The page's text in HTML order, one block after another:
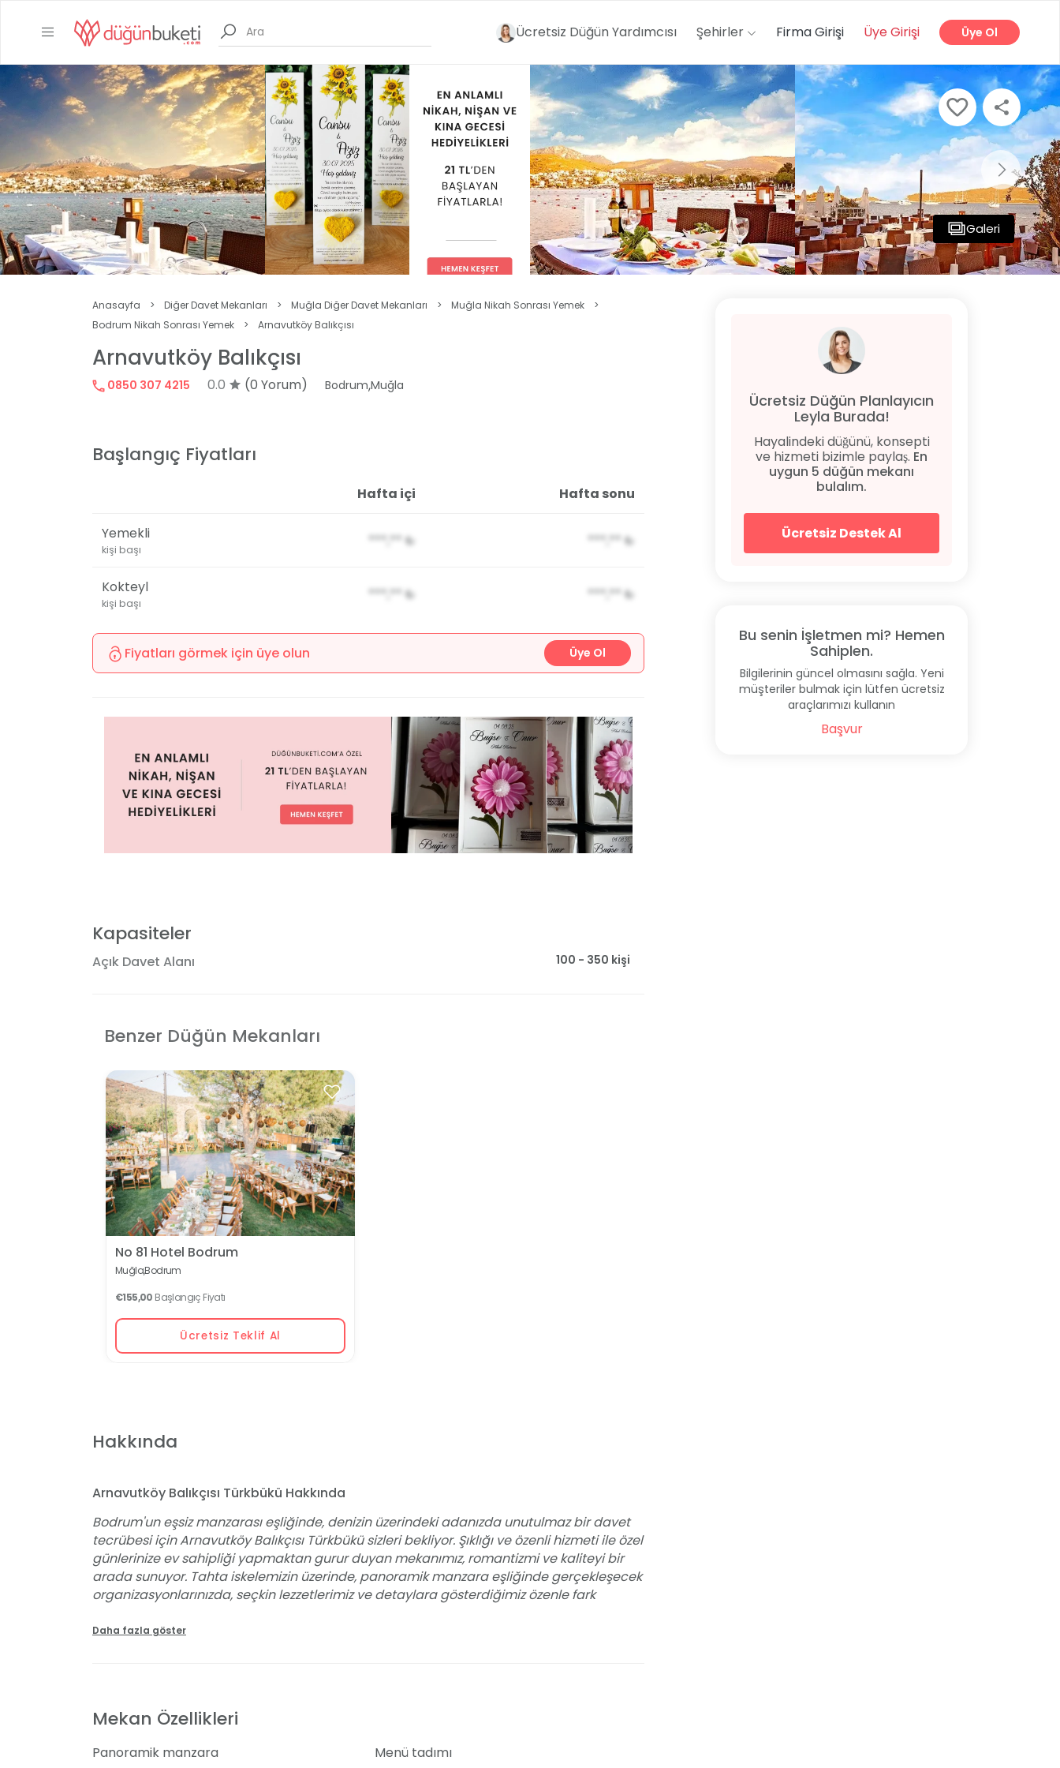
Ücretsiz Düğün Yardımcısı Şehirler Firma Girişi Üye Girişi Üye Ol
Galeri
Anasayfa > Diğer Davet Mekanları > Muğla Diğer Davet Mekanları > Muğla Nikah Sonrası Yemek
>
Bodrum Nikah Sonrası Yemek
> Arnavutköy Balıkçısı
Arnavutköy Balıkçısı
0850 307 4215 0.0 (0 Yorum) Bodrum,Muğla
Başlangıç Fiyatları
Hafta içi Hafta sonu
Yemekli
kişi başı
***,** ₺ ***,** ₺
Kokteyl
kişi başı
***,** ₺ ***,** ₺
Fiyatları görmek için üye olun Üye Ol
Kapasiteler
Açık Davet Alanı 100 - 350 kişi
Benzer Düğün Mekanları
No 81 Hotel Bodrum
Muğla,Bodrum
€155,00 Başlangıç Fiyatı
Ücretsiz Teklif Al
Hakkında
Arnavutköy Balıkçısı Türkbükü Hakkında
Bodrum'un eşsiz manzarası eşliğinde, denizin üzerindeki adanızda unutulmaz bir davet
tecrübesi için Arnavutköy Balıkçısı Türkbükü sizleri bekliyor. Şıklığı ve özenli hizmeti ile özel
günlerinize ev sahipliği yapmaktan gurur duyan mekanımız, romantizmi ve kaliteyi bir
arada sunuyor. Tahta iskelemizin üzerinde, panoramik manzara eşliğinde gerçekleşecek
organizasyonlarınızda, seçkin lezzetlerimiz ve detaylara gösterdiğimiz özenle fark
bir yelpazede hizmet veriyor, dış çekimleriniz için de eşsiz bir fon sunuyoruz. Ekibimiz, her
Özel Günler İçin Eşsiz Bir Mekan
Daha fazla göster
Mekan Özellikleri
Panoramik manzara
Menü tadımı
Ücretsiz Düğün Planlayıcın
Leyla Burada!
Hayalindeki düğünü, konsepti
ve hizmeti bizimle paylaş. En
uygun 5 düğün mekanı
bulalım.
Ücretsiz Destek Al
Bu senin İşletmen mi? Hemen
Sahiplen.
Bilgilerinin güncel olmasını sağla. Yeni
müşteriler bulmak için lütfen ücretsiz
araçlarımızı kullanın
Başvur